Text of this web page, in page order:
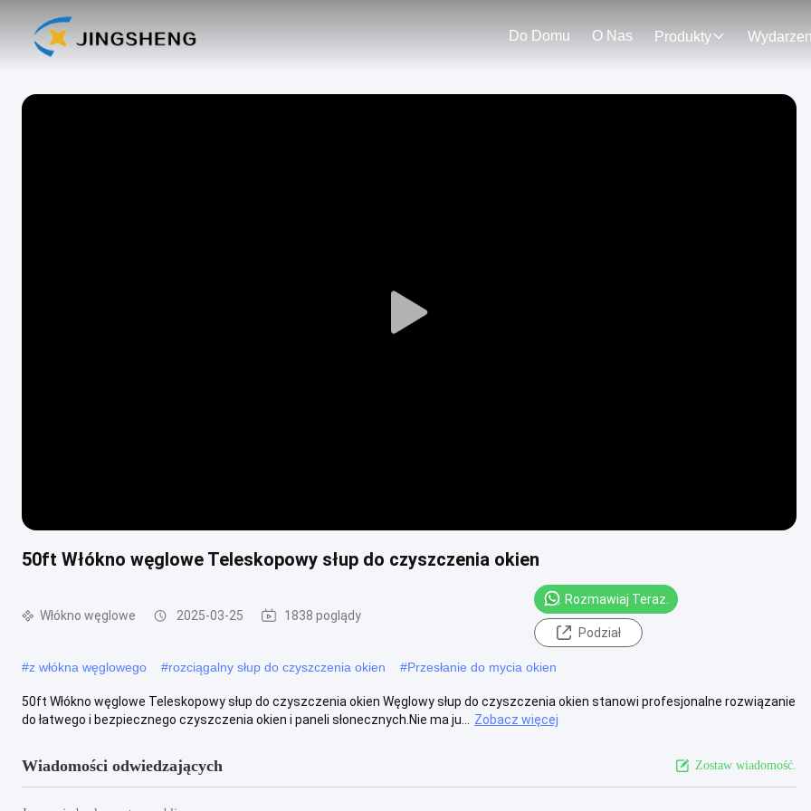
Do Domu O Nas Produkty
Play
50ft Włókno węglowe Teleskopowy słup do czyszczenia okien
Włókno węglowe 2025-03-25 1838 poglądy
Rozmawiaj Teraz.
Podział
#z włókna węglowego #rozciągalny słup do czyszczenia okien #Przesłanie do mycia okien
50ft Włókno węglowe Teleskopowy słup do czyszczenia okien Węglowy słup do czyszczenia okien stanowi profesjonalne rozwiązanie
do łatwego i bezpiecznego czyszczenia okien i paneli słonecznych.Nie ma ju...
Zobacz więcej
Wiadomości odwiedzających Zostaw wiadomość.